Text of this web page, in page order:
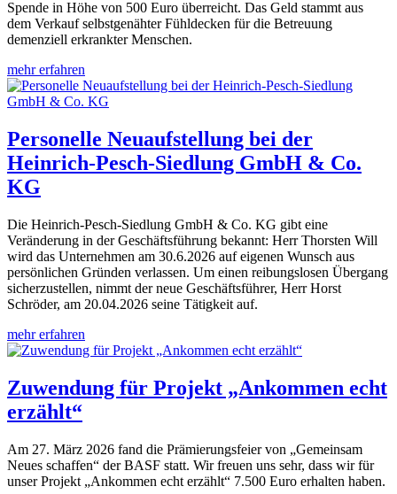
Spende in Höhe von 500 Euro überreicht. Das Geld stammt aus
dem Verkauf selbstgenähter Fühldecken für die Betreuung
demenziell erkrankter Menschen.
mehr erfahren
Personelle Neuaufstellung bei der
Heinrich-Pesch-Siedlung GmbH & Co.
KG
Die Heinrich-Pesch-Siedlung GmbH & Co. KG gibt eine
Veränderung in der Geschäftsführung bekannt: Herr Thorsten Will
wird das Unternehmen am 30.6.2026 auf eigenen Wunsch aus
persönlichen Gründen verlassen. Um einen reibungslosen Übergang
sicherzustellen, nimmt der neue Geschäftsführer, Herr Horst
Schröder, am 20.04.2026 seine Tätigkeit auf.
mehr erfahren
Zuwendung für Projekt „Ankommen echt
erzählt“
Am 27. März 2026 fand die Prämierungsfeier von „Gemeinsam
Neues schaffen“ der BASF statt. Wir freuen uns sehr, dass wir für
unser Projekt „Ankommen echt erzählt“ 7.500 Euro erhalten haben.